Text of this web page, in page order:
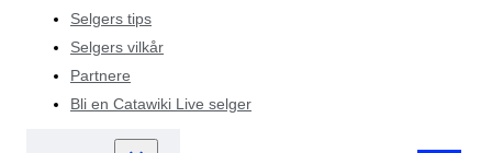
Selgers tips
Selgers vilkår
Partnere
Bli en Catawiki Live selger